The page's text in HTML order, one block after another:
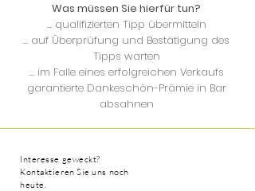
Was müssen Sie hierfür tun?
... qualifizierten Tipp übermitteln
... auf Überprüfung und Bestätigung des
Tipps warten
... im Falle eines erfolgreichen Verkaufs
garantierte Dankeschön-Prämie in Bar
absahnen
Interesse geweckt?
Kontaktieren Sie uns noch
heute.